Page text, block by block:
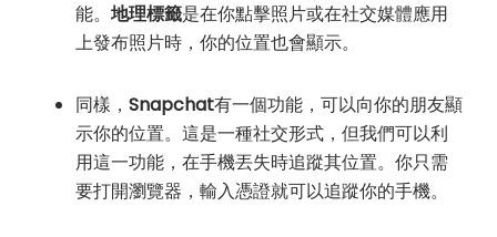
能。 地理標籤是在你點擊照片或在社交媒體應用
上發布照片時，你的位置也會顯示。
同樣， Snapchat有一個功能，可以向你的朋友顯
示你的位置。這是一種社交形式，但我們可以利
用這一功能，在手機丟失時追蹤其位置。你只需
要打開瀏覽器，輸入憑證就可以追蹤你的手機。